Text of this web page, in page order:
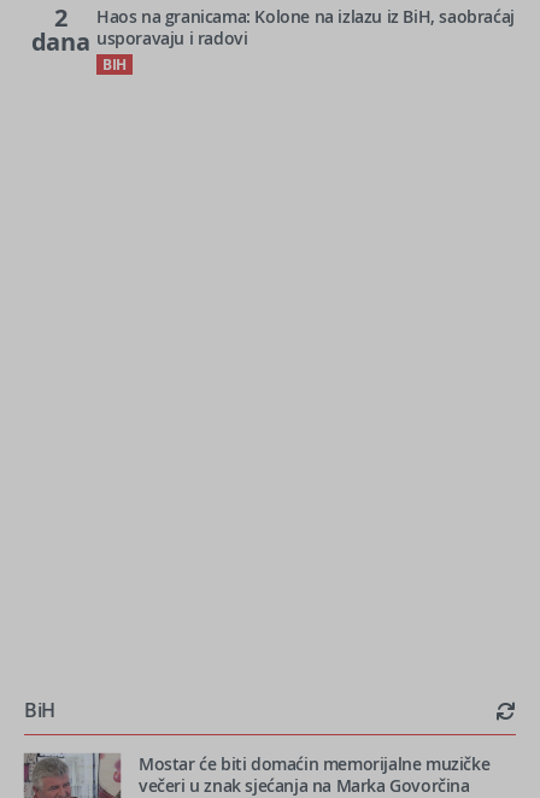
2
dana
Haos na granicama: Kolone na izlazu iz BiH, saobraćaj
usporavaju i radovi
BIH
BiH
Mostar će biti domaćin memorijalne muzičke
večeri u znak sjećanja na Marka Govorčina